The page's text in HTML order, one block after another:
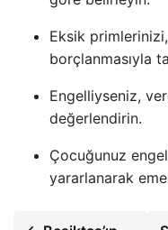
Eksik
borçlanmasıyla
Engelliyseniz,
değerlendirin.
Çocuğunuz
yararlanarak